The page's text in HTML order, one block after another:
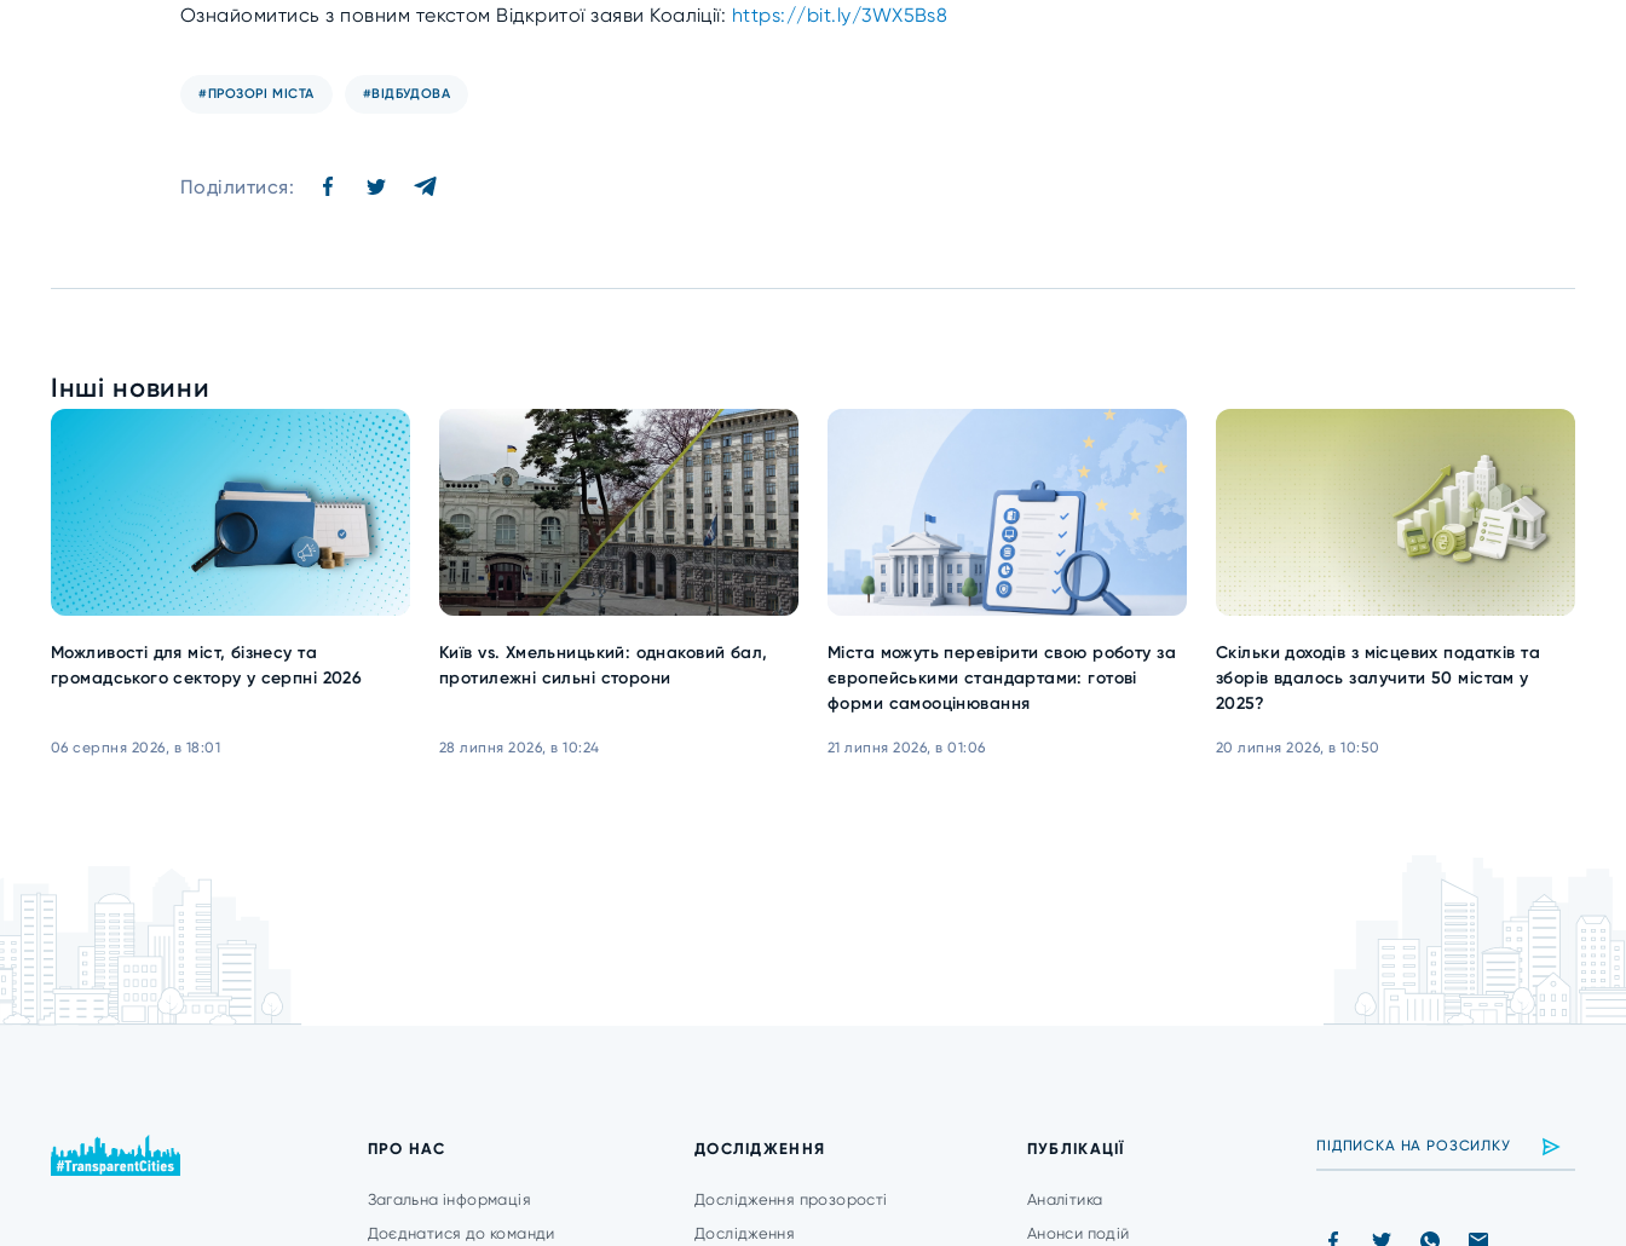
Ознайомитись з повним текстом Відкритої заяви Коаліції: https://bit.ly/3WX5Bs8
#ПРОЗОРІ МІСТА #ВІДБУДОВА
Поділитися:
Інші новини
Можливості для міст, бізнесу та
громадського сектору у серпні 2026
06 серпня 2026, в 18:01
Київ vs. Хмельницький: однаковий бал,
протилежні сильні сторони
28 липня 2026, в 10:24
Міста можуть перевірити свою роботу за
європейськими стандартами: готові
форми самооцінювання
21 липня 2026, в 01:06
Скільки доходів з місцевих податків та
зборів вдалось залучити 50 містам у
2025?
20 липня 2026, в 10:50
ПРО НАС
Загальна інформація
Доєднатися до команди
ДОСЛІДЖЕННЯ
Дослідження прозорості
Дослідження
ПУБЛІКАЦІЇ
Аналітика
Анонси подій